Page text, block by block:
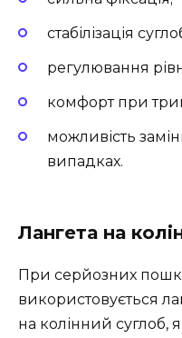
стабілізація
регулювання
комфорт при
можливість
випадках.
Лангета на
При серйозних
використовується
на колінний суглоб,